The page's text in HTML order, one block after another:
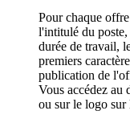
Pour chaque
l'intitulé du
durée de travail,
premiers
publication de
Vous accédez au
ou sur le logo sur